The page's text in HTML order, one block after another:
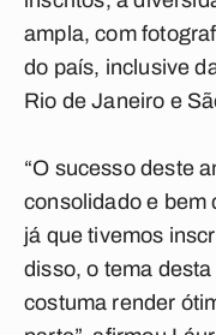
ampla, com
do país, inclusive
Rio de Janeiro e
“O sucesso deste
consolidado e bem
já que tivemos
disso, o tema
costuma render